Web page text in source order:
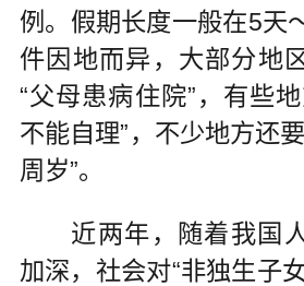
例。假期长度一般在5天
件因地而异，大部分地
“父母患病住院”，有些
不能自理”，不少地方还
周岁”。
近两年，随着我国人
加深，社会对“非独生子